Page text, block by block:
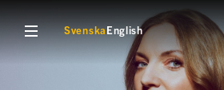
VISA MENY
SvenskaEnglish